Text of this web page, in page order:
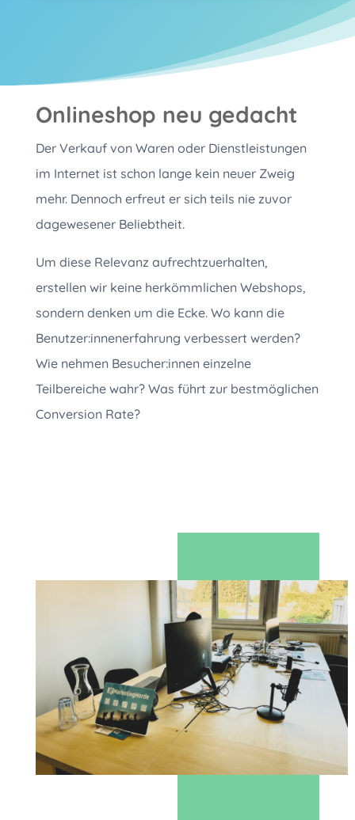
Onlineshop neu gedacht
Der Verkauf von Waren oder Dienstleistungen
im Internet ist schon lange kein neuer Zweig
mehr. Dennoch erfreut er sich teils nie zuvor
dagewesener Beliebtheit.
Um diese Relevanz aufrechtzuerhalten,
erstellen wir keine herkömmlichen Webshops,
sondern denken um die Ecke. Wo kann die
Benutzer:innenerfahrung verbessert werden?
Wie nehmen Besucher:innen einzelne
Teilbereiche wahr? Was führt zur bestmöglichen
Conversion Rate?